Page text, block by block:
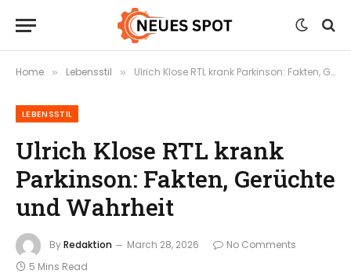
Home » Lebensstil » Ulrich Klose RTL krank Parkinson: Fakten, Gerüchte und Wahrheit
LEBENSSTIL
Ulrich Klose RTL krank
Parkinson: Fakten, Gerüchte
und Wahrheit
ByRedaktion March 28, 2026
No Comments
5 Mins Read